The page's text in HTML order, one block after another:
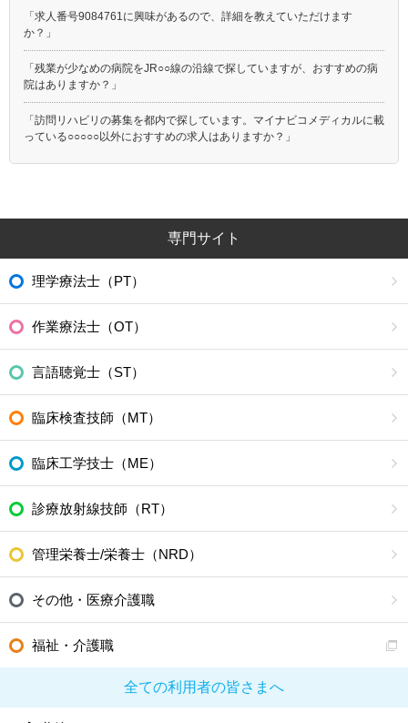
「求人番号9084761に興味があるので、詳細を教えていただけます
か？」
「残業が少なめの病院をJR○○線の沿線で探していますが、おすすめの病
院はありますか？」
「訪問リハビリの募集を都内で探しています。マイナビコメディカルに載
っている○○○○○以外におすすめの求人はありますか？」
専門サイト
理学療法士（PT）
作業療法士（OT）
言語聴覚士（ST）
臨床検査技師（MT）
臨床工学技士（ME）
診療放射線技師（RT）
管理栄養士/栄養士（NRD）
その他・医療介護職
福祉・介護職
全ての利用者の皆さまへ